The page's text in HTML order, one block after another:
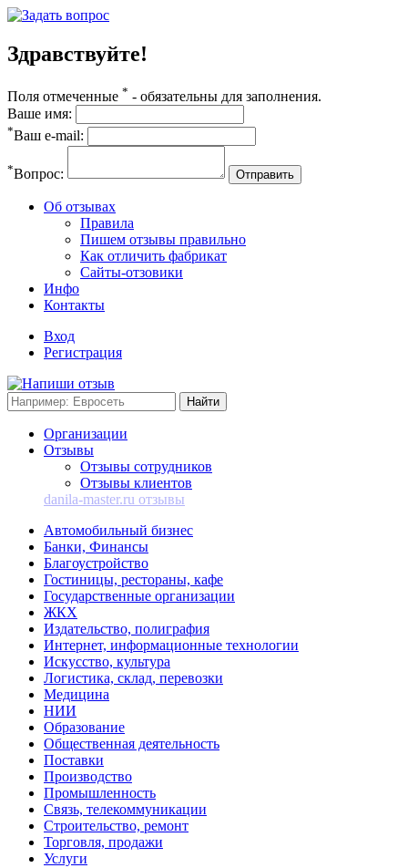
Здравствуйте!
Поля отмеченные * - обязательны для заполнения.
Ваше имя:
*Ваш e-mail:
*Вопрос: Отправить
Об отзывах
Правила
Пишем отзывы правильно
Как отличить фабрикат
Сайты-отзовики
Инфо
Контакты
Вход
Регистрация
Организации
Отзывы
Отзывы сотрудников
Отзывы клиентов
danila-master.ru отзывы
Автомобильный бизнес
Банки, Финансы
Благоустройство
Гостиницы, рестораны, кафе
Государственные организации
ЖКХ
Издательство, полиграфия
Интернет, информационные технологии
Искусство, культура
Логистика, склад, перевозки
Медицина
НИИ
Образование
Общественная деятельность
Поставки
Производство
Промышленность
Связь, телекоммуникации
Строительство, ремонт
Торговля, продажи
Услуги